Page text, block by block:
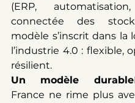
(ERP,
connectée des
modèle s’inscrit dans la
l’industrie 4.0 : flexible,
résilient.
Un modèle durable
France ne rime plus